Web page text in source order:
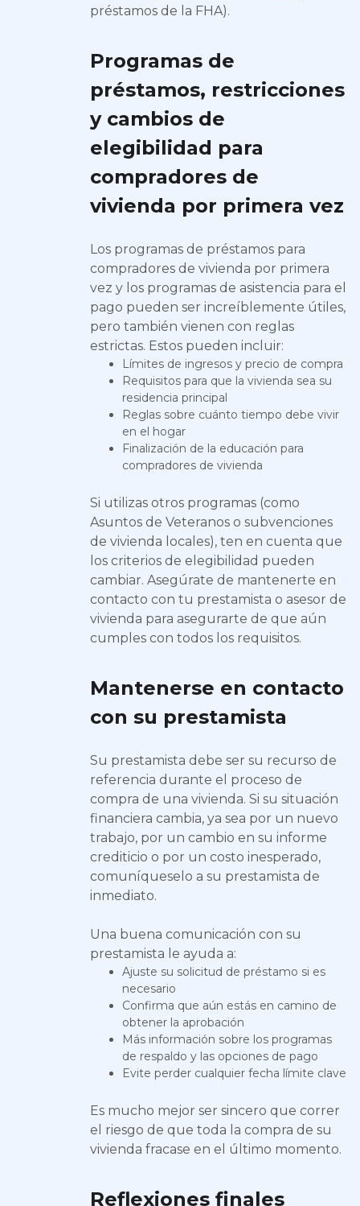
préstamos de la FHA).
Programas de
préstamos, restricciones
y cambios de
elegibilidad para
compradores de
vivienda por primera vez
Los programas de préstamos para
compradores de vivienda por primera
vez y los programas de asistencia para el
pago pueden ser increíblemente útiles,
pero también vienen con reglas
estrictas. Estos pueden incluir:
Límites de ingresos y precio de compra
Requisitos para que la vivienda sea su
residencia principal
Reglas sobre cuánto tiempo debe vivir
en el hogar
Finalización de la educación para
compradores de vivienda
Si utilizas otros programas (como
Asuntos de Veteranos o subvenciones
de vivienda locales), ten en cuenta que
los criterios de elegibilidad pueden
cambiar. Asegúrate de mantenerte en
contacto con tu prestamista o asesor de
vivienda para asegurarte de que aún
cumples con todos los requisitos.
Mantenerse en contacto
con su prestamista
Su prestamista debe ser su recurso de
referencia durante el proceso de
compra de una vivienda. Si su situación
financiera cambia, ya sea por un nuevo
trabajo, por un cambio en su informe
crediticio o por un costo inesperado,
comuníqueselo a su prestamista de
inmediato.
Una buena comunicación con su
prestamista le ayuda a:
Ajuste su solicitud de préstamo si es
necesario
Confirma que aún estás en camino de
obtener la aprobación
Más información sobre los programas
de respaldo y las opciones de pago
Evite perder cualquier fecha límite clave
Es mucho mejor ser sincero que correr
el riesgo de que toda la compra de su
vivienda fracase en el último momento.
Reflexiones finales